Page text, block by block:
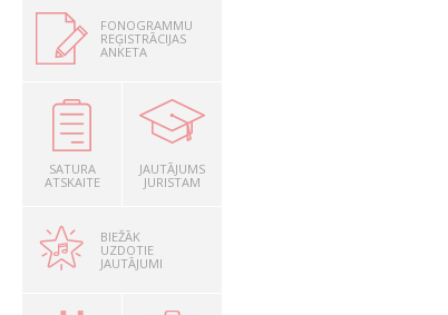
FONOGRAMMU
REĢISTRĀCIJAS
ANKETA
SATURA
ATSKAITE
JAUTĀJUMS
JURISTAM
BIEŽĀK
UZDOTIE
JAUTĀJUMI